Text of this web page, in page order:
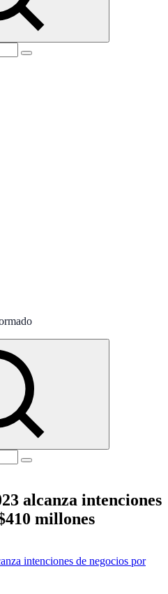
alcanza intenciones
millones
intenciones de negocios por